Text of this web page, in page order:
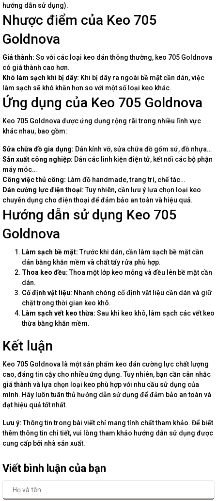
hướng dẫn sử dụng).
Nhược điểm của Keo 705
Goldnova
Giá thành: So với các loại keo dán thông thường, keo 705 Goldnova
có giá thành cao hơn.
Khó làm sạch khi bị dây: Khi bị dây ra ngoài bề mặt cần dán, việc
làm sạch sẽ khó khăn hơn so với một số loại keo khác.
Ứng dụng của Keo 705 Goldnova
Keo 705 Goldnova được ứng dụng rộng rãi trong nhiều lĩnh vực
khác nhau, bao gồm:
Sửa chữa đồ gia dụng: Dán kính vỡ, sửa chữa đồ gốm sứ, đồ nhựa…
Sản xuất công nghiệp: Dán các linh kiện điện tử, kết nối các bộ phận
máy móc…
Công việc thủ công: Làm đồ handmade, trang trí, chế tác…
Dán cường lực điện thoại:Tuy nhiên, cần lưu ý lựa chọn loại keo
chuyên dụng cho điện thoại để đảm bảo an toàn và hiệu quả.
Hướng dẫn sử dụng Keo 705
Goldnova
Làm sạch bề mặt:Trước khi dán, cần làm sạch bề mặt cần
dán bằng khăn mềm và chất tẩy rửa phù hợp.
Thoa keo đều:Thoa một lớp keo mỏng và đều lên bề mặt cần
dán.
Cố định vật liệu: Nhanh chóng cố định vật liệu cần dán và giữ
chặt trong thời gian keo khô.
Làm sạch vết keo thừa: Sau khi keo khô, làm sạch các vết keo
thừa bằng khăn mềm.
Kết luận
Keo 705 Goldnova là một sản phẩm keo dán cường lực chất lượng
cao, đáng tin cậy cho nhiều ứng dụng. Tuy nhiên, bạn cần cân nhắc
giá thành và lựa chọn loại keo phù hợp với nhu cầu sử dụng của
mình. Hãy luôn tuân thủ hướng dẫn sử dụng để đảm bảo an toàn và
đạt hiệu quả tốt nhất.
Lưu ý:Thông tin trong bài viết chỉ mang tính chất tham khảo. Để biết
thêm thông tin chi tiết, vui lòng tham khảo hướng dẫn sử dụng được
cung cấp bởi nhà sản xuất.
Viết bình luận của bạn